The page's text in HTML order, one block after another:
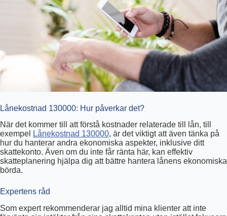
Lånekostnad 130000: Hur påverkar det?
När det kommer till att förstå kostnader relaterade till lån, till
exempel Lånekostnad 130000, är det viktigt att även tänka på
hur du hanterar andra ekonomiska aspekter, inklusive ditt
skattekonto. Även om du inte får ränta här, kan effektiv
skatteplanering hjälpa dig att bättre hantera lånens ekonomiska
börda.
Expertens råd
Som expert rekommenderar jag alltid mina klienter att inte